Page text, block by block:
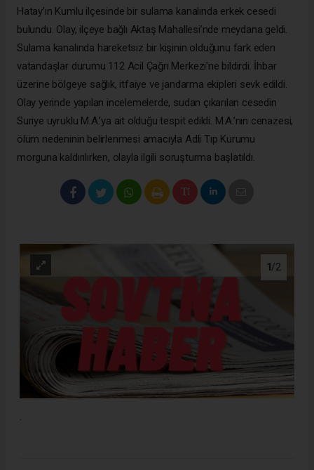
Hatay’ın Kumlu ilçesinde bir sulama kanalında erkek cesedi
bulundu. Olay, ilçeye bağlı Aktaş Mahallesi’nde meydana geldi.
Sulama kanalında hareketsiz bir kişinin olduğunu fark eden
vatandaşlar durumu 112 Acil Çağrı Merkezi’ne bildirdi. İhbar
üzerine bölgeye sağlık, itfaiye ve jandarma ekipleri sevk edildi.
Olay yerinde yapılan incelemelerde, sudan çıkarılan cesedin
Suriye uyruklu M.A.’ya ait olduğu tespit edildi. M.A.’nın cenazesi,
ölüm nedeninin belirlenmesi amacıyla Adli Tıp Kurumu
morguna kaldırılırken, olayla ilgili soruşturma başlatıldı.
1 /2
.